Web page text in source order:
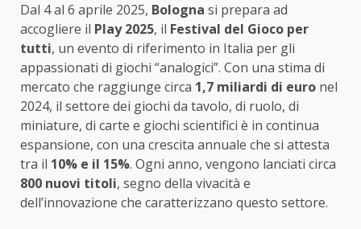
Dal 4 al 6 aprile 2025, Bologna si prepara ad
accogliere il Play 2025, il Festival del Gioco per
tutti, un evento di riferimento in Italia per gli
appassionati di giochi “analogici”. Con una stima di
mercato che raggiunge circa 1,7 miliardi di euro nel
2024, il settore dei giochi da tavolo, di ruolo, di
miniature, di carte e giochi scientifici è in continua
espansione, con una crescita annuale che si attesta
tra il 10% e il 15%. Ogni anno, vengono lanciati circa
800 nuovi titoli, segno della vivacità e
dell’innovazione che caratterizzano questo settore.